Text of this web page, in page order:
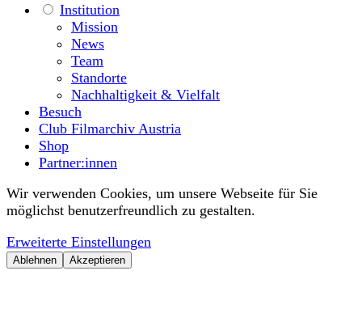
Institution
Mission
News
Team
Standorte
Nachhaltigkeit & Vielfalt
Besuch
Club Filmarchiv Austria
Shop
Partner:innen
Wir verwenden Cookies, um unsere Webseite für Sie
möglichst benutzerfreundlich zu gestalten.
Erweiterte Einstellungen
Ablehnen Akzeptieren